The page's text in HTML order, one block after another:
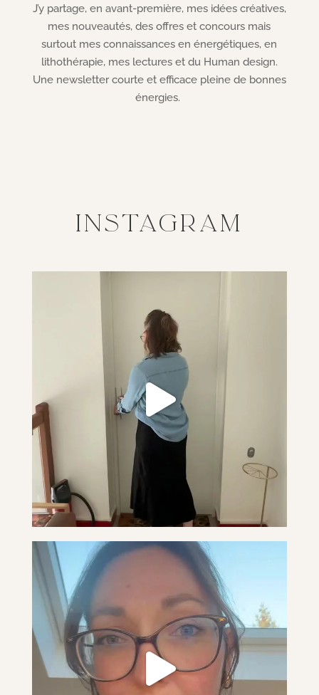
J’y partage, en avant-première, mes idées créatives,
mes nouveautés,des offres et concours mais
surtout mes connaissances en énergétiques, en
lithothérapie, mes lectures et du Human design.
Une newsletter courte et efficace pleine de bonnes
énergies.
INSTAGRAM